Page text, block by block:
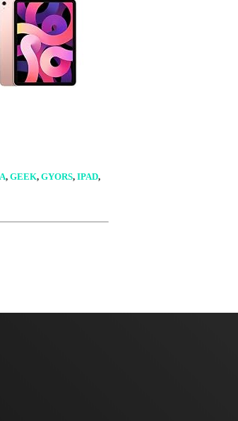
, GEEK, GYORS, IPAD,